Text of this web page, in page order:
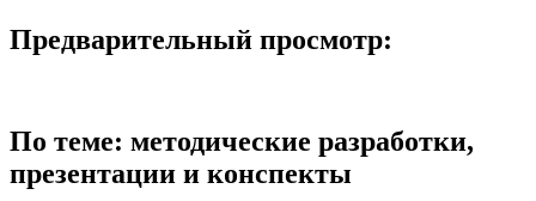
Предварительный просмотр:
По теме: методические разработки,
презентации и конспекты